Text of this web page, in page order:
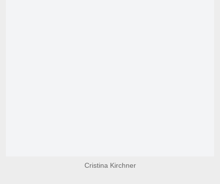
Cristina Kirchner